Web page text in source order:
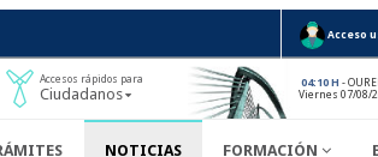
Acceso
Accesos rápidos para
Ciudadanos
04:10 H -
Viernes 07/08/
NOTICIAS FORMACIÓN